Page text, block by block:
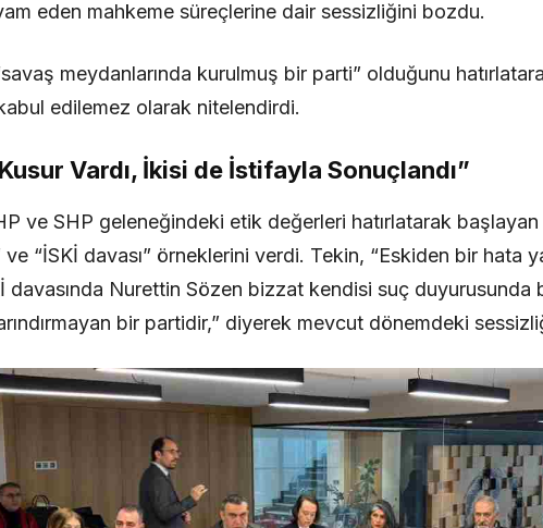
eden mahkeme süreçlerine dair sessizliğini bozdu.
meydanlarında kurulmuş bir parti” olduğunu
edilemez olarak nitelendirdi.
Vardı, İkisi de İstifayla Sonuçlandı”
ve SHP geleneğindeki etik değerleri hatırlatarak
ve “İSKİ davası” örneklerini verdi. Tekin, “Eskiden bir hata
davasında Nurettin Sözen bizzat kendisi suç duyurusunda
bir partidir,” diyerek mevcut dönemdeki